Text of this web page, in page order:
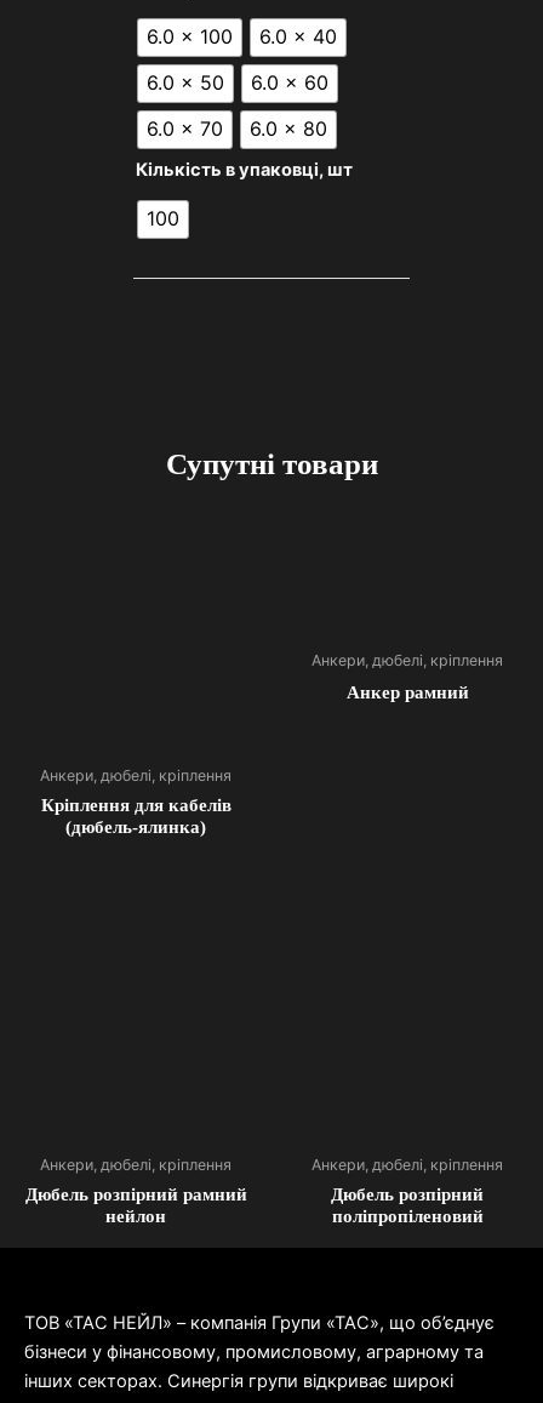
6.0 x 100
6.0 x 40
6.0 x 50
6.0 x 60
6.0 x 70
6.0 x 80
Кількість в упаковці, шт
100
Супутні товари
Анкери, дюбелі, кріплення
Кріплення для кабелів
(дюбель-ялинка)
Анкери, дюбелі, кріплення
Анкер рамний
Анкери, дюбелі, кріплення
Дюбель розпірний рамний
нейлон
Анкери, дюбелі, кріплення
Дюбель розпірний
поліпропіленовий
ТОВ «ТАС НЕЙЛ» – компанія Групи «ТАС», що об’єднує
бізнеси у фінансовому, промисловому, аграрному та
інших секторах. Синергія групи відкриває широкі